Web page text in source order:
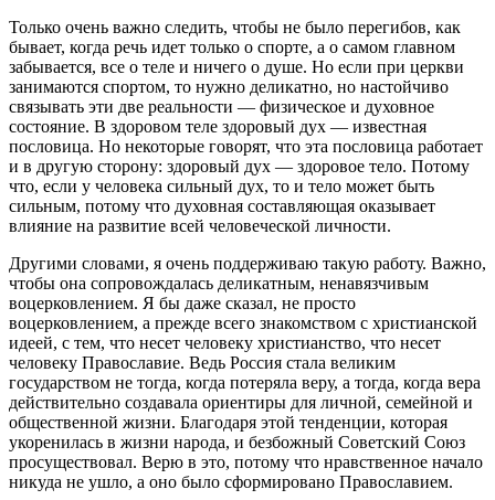
Только очень важно следить, чтобы не было перегибов, как
бывает, когда речь идет только о спорте, а о самом главном
забывается, все о теле и ничего о душе. Но если при церкви
занимаются спортом, то нужно деликатно, но настойчиво
связывать эти две реальности — физическое и духовное
состояние. В здоровом теле здоровый дух — известная
пословица. Но некоторые говорят, что эта пословица работает
и в другую сторону: здоровый дух — здоровое тело. Потому
что, если у человека сильный дух, то и тело может быть
сильным, потому что духовная составляющая оказывает
влияние на развитие всей человеческой личности.
Другими словами, я очень поддерживаю такую работу. Важно,
чтобы она сопровождалась деликатным, ненавязчивым
воцерковлением. Я бы даже сказал, не просто
воцерковлением, а прежде всего знакомством с христианской
идеей, с тем, что несет человеку христианство, что несет
человеку Православие. Ведь Россия стала великим
государством не тогда, когда потеряла веру, а тогда, когда вера
действительно создавала ориентиры для личной, семейной и
общественной жизни. Благодаря этой тенденции, которая
укоренилась в жизни народа, и безбожный Советский Союз
просуществовал. Верю в это, потому что нравственное начало
никуда не ушло, а оно было сформировано Православием.